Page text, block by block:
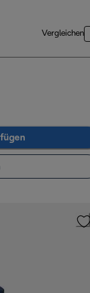
Vergleichen